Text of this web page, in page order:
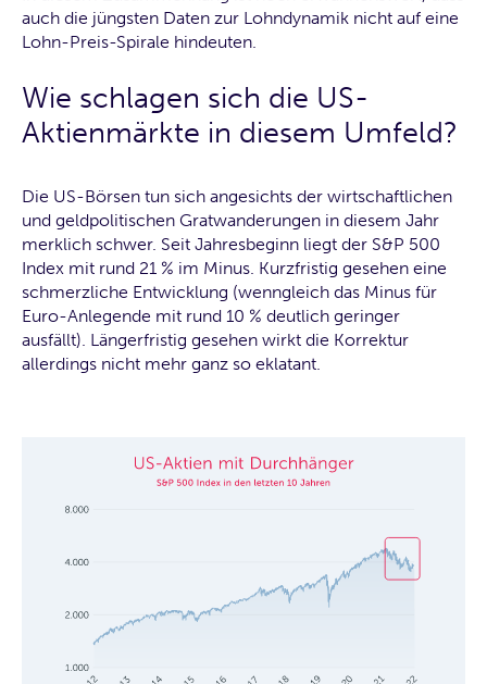
auch die jüngsten Daten zur Lohndynamik nicht auf eine
Lohn-Preis-Spirale hindeuten.
Wie schlagen sich die US-
Aktienmärkte in diesem Umfeld?
Die US-Börsen tun sich angesichts der wirtschaftlichen
und geldpolitischen Gratwanderungen in diesem Jahr
merklich schwer. Seit Jahresbeginn liegt der S&P 500
Index mit rund 21 % im Minus. Kurzfristig gesehen eine
schmerzliche Entwicklung (wenngleich das Minus für
Euro-Anlegende mit rund 10 % deutlich geringer
ausfällt). Längerfristig gesehen wirkt die Korrektur
allerdings nicht mehr ganz so eklatant.